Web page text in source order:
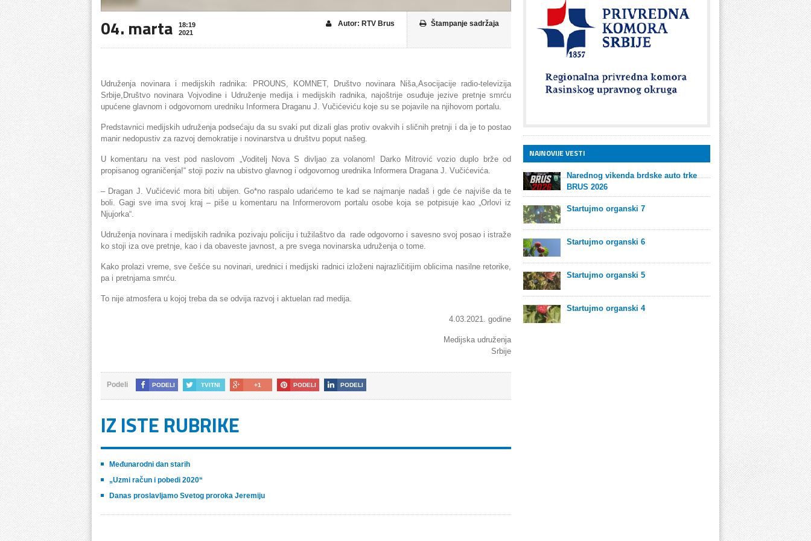
04. marta
18:19
2021
Štampanje sadržaja
Autor: RTV Brus
Udruženja novinara i medijskih radnika: PROUNS, KOMNET, Društvo novinara Niša,Asocijacije radio-televizija
Srbije,Društvo novinara Vojvodine i Udruženje medija i medijskih radnika, najoštrije osuđuje jezive pretnje smrću
upućene glavnom i odgovornom uredniku Informera Draganu J. Vučićeviću koje su se pojavile na njihovom portalu.
Predstavnici medijskih udruženja podsećaju da su svaki put dizali glas protiv ovakvih i sličnih pretnji i da je to postao
manir nedopustiv za razvoj demokratije i novinarstva u društvu poput našeg.
U komentaru na vest pod naslovom „Voditelj Nova S divljao za volanom! Darko Mitrović vozio duplo brže od
propisanog ograničenja!“ stoji poziv na ubistvo glavnog i odgovornog urednika Informera Dragana J. Vučićevića.
– Dragan J. Vučićević mora biti ubijen. Go*no raspalo udarićemo te kad se najmanje nadaš i gde će najviše da te
boli. Gagi sve ima svoj kraj – piše u komentaru na Informerovom portalu osobe koja se potpisuje kao „Orlovi iz
Njujorka“.
Udruženja novinara i medijskih radnika pozivaju policiju i tužilaštvo da rade odgovorno i savesno svoj posao i istraže
ko stoji iza ove pretnje, kao i da obaveste javnost, a pre svega novinarska udruženja o tome.
Kako prolazi vreme, sve češće su novinari, urednici i medijski radnici izloženi najrazličitijim oblicima nasilne retorike,
pa i pretnjama smrću.
To nije atmosfera u kojoj treba da se odvija razvoj i aktuelan rad medija.
4.03.2021. godine
Medijska udruženja
Srbije
Podeli PODELI TVITNI +1 PODELI PODELI
IZ ISTE RUBRIKE
Međunarodni dan starih
„Uzmi račun i pobedi 2020“
Danas proslavljamo Svetog proroka Jeremiju
NAJNOVIJE VESTI
Narednog vikenda brdske auto trke
BRUS 2026
Startujmo organski 7
Startujmo organski 6
Startujmo organski 5
Startujmo organski 4